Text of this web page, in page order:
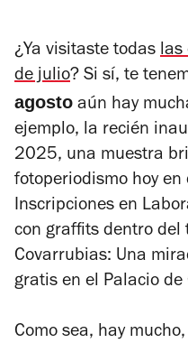
¿Ya visitaste todas las
de julio? Si sí, te
agosto aún hay
ejemplo, la recién
2025, una muestra
fotoperiodismo hoy en
Inscripciones en
con graffits dentro del
Covarrubias: Una
gratis en el Palacio
Como sea, hay